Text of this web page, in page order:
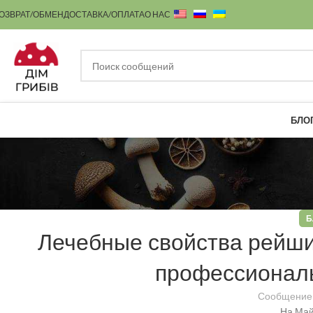
ОБМЕНДОСТАВКА/ОПЛАТАО НАС
Лечебные свойства
Сообщение